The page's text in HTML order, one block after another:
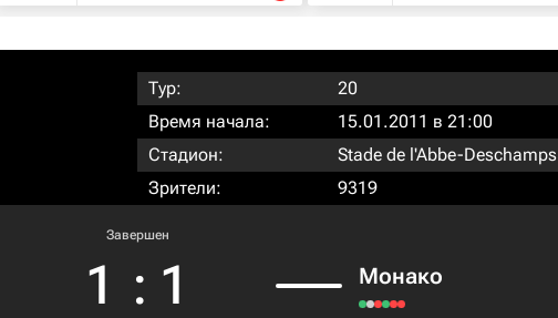
Тур:
20
Время начала:
15.01.2011 в 21:00
Стадион:
Stade de l'Abbe-Deschamps
Зрители:
9319
Завершен
1 : 1 Монако